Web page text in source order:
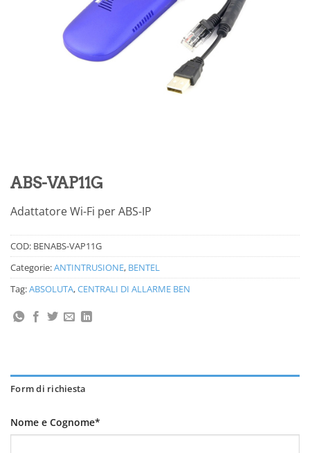
ABS-VAP11G
Adattatore Wi-Fi per ABS-IP
COD: BENABS-VAP11G
Categorie:ANTINTRUSIONE, BENTEL
Tag:ABSOLUTA,CENTRALI DI ALLARME BEN
Form di richiesta
Nome e Cognome*